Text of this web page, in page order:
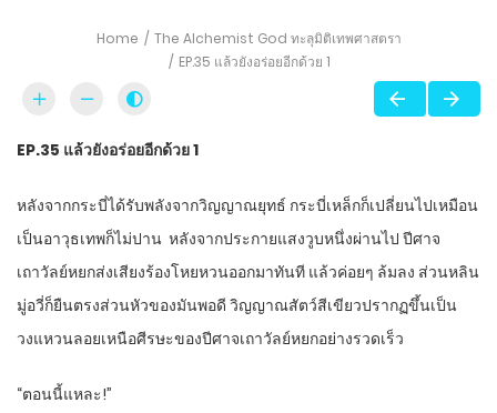
Home
The Alchemist God ทะลุมิติเทพศาสตรา
EP.35 แล้วยังอร่อยอีกด้วย 1
EP.35 แล้วยังอร่อยอีกด้วย1
หลังจากกระบี่ได้รับพลังจากวิญญาณยุทธ์ กระบี่เหล็กก็เปลี่ยนไปเหมือน
เป็นอาวุธเทพก็ไม่ปาน หลังจากประกายแสงวูบหนึ่งผ่านไป ปีศาจ
เถาวัลย์หยกส่งเสียงร้องโหยหวนออกมาทันที แล้วค่อยๆ ล้มลง ส่วนหลิน
มู่อวี่ก็ยืนตรงส่วนหัวของมันพอดี วิญญาณสัตว์สีเขียวปรากฏขึ้นเป็น
วงแหวนลอยเหนือศีรษะของปีศาจเถาวัลย์หยกอย่างรวดเร็ว
“ตอนนี้แหละ!”